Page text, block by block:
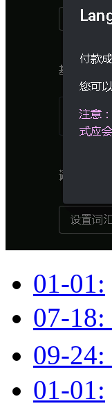
01-01:
07-
09-
01-01: